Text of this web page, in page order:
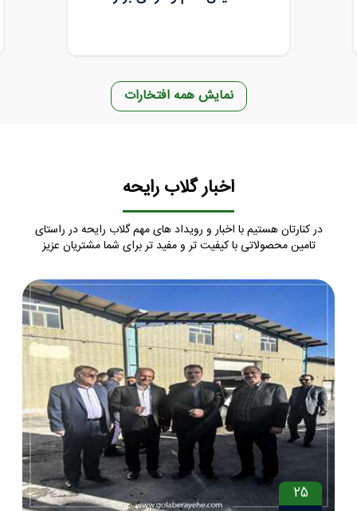
نمایش همه افتخارات
اخبار گلاب رایحه
در کنارتان هستیم با اخبار و رویداد های مهم گلاب رایحه در راستای
تامین محصولاتی با کیفیت تر و مفید تر برای شما مشتریان عزیز
25